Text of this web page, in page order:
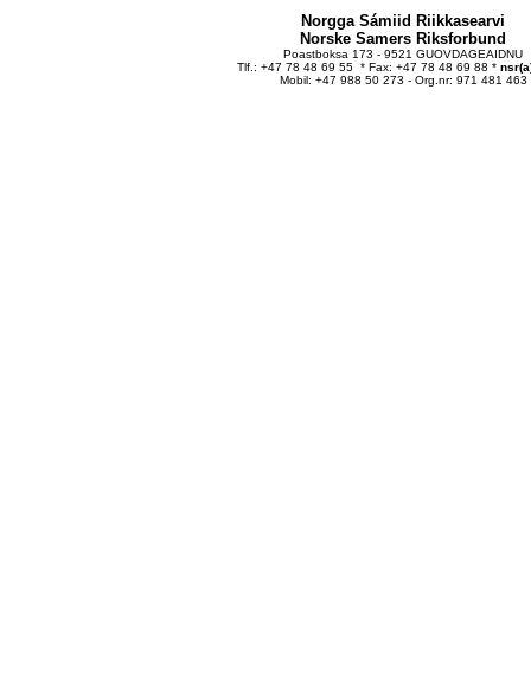
Norgga Sámiid Riikkasearvi
Norske Samers Riksforbund
Poastboksa 173 - 9521 GUOVDAGEAIDNU
Tlf.: +47 78 48 69 55 * Fax: +47 78 48 69 88 *
Mobil: +47 988 50 273 - Org.nr: 971 481 463